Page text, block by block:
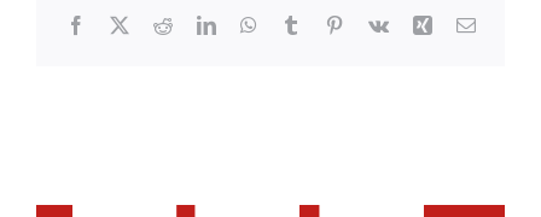
Facebook
X RedditLinkedInWhatsApp
TumblrPinterest
Vk Xing Email